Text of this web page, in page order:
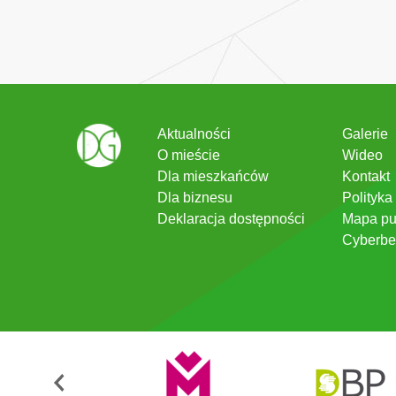
Aktualności
O mieście
Dla mieszkańców
Dla biznesu
Deklaracja dostępności
Galerie
Wideo
Kontakt
Mapa